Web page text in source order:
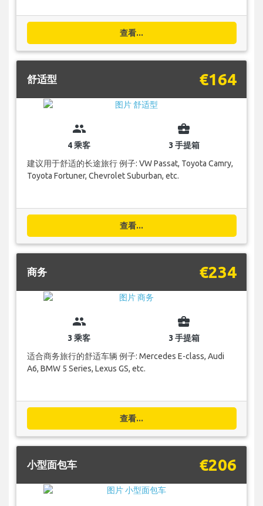
查看...
舒适型 €164
group
4 乘客
business_center
3 手提箱
建议用于舒适的长途旅行 例子: VW Passat, Toyota Camry,
Toyota Fortuner, Chevrolet Suburban, etc.
查看...
商务 €234
group
3 乘客
business_center
3 手提箱
适合商务旅行的舒适车辆 例子: Mercedes E-class, Audi
A6, BMW 5 Series, Lexus GS, etc.
查看...
小型面包车 €206